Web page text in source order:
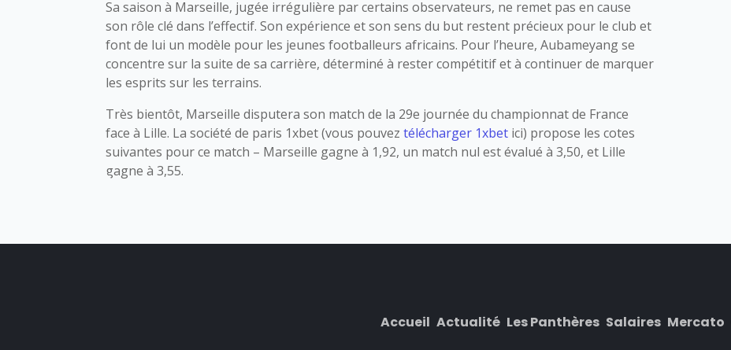
Sa saison à Marseille, jugée irrégulière par certains observateurs, ne remet pas en cause
son rôle clé dans l’effectif. Son expérience et son sens du but restent précieux pour le club et
font de lui un modèle pour les jeunes footballeurs africains. Pour l’heure, Aubameyang se
concentre sur la suite de sa carrière, déterminé à rester compétitif et à continuer de marquer
les esprits sur les terrains.
Très bientôt, Marseille disputera son match de la 29e journée du championnat de France
face à Lille. La société de paris 1xbet (vous pouveztélécharger 1xbet ici) propose les cotes
suivantes pour ce match – Marseille gagne à 1,92, un match nul est évalué à 3,50, et Lille
gagne à 3,55.
Accueil Actualité Les Panthères Salaires Mercato